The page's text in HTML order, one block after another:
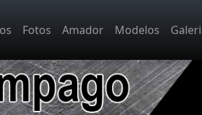
Fotos Amador Modelos